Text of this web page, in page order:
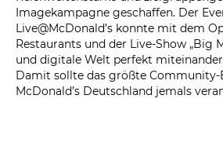
Imagekampagne geschaffen. Der
Live@McDonald’s konnte mit dem
Restaurants und der Live-Show „Big
und digitale Welt perfekt
Damit sollte das größte Community-
McDonald’s Deutschland jemals